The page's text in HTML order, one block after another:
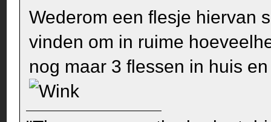
Wederom een flesje hiervan
vinden om in ruime
nog maar 3 flessen in huis